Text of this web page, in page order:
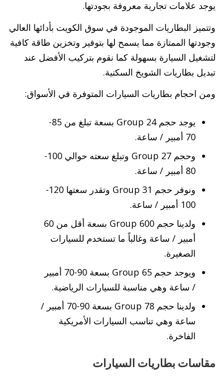
يوجد علامات تجارية معروفة بجودتها.
وتتميز البطاريات الموجودة في سوق الكويت بأدائها العالي
وجودتها الممتازة مما يسمح لها بتوفير وتخزين طاقة كافية
لتشغيل السيارة بسهولة كما نقوم بتركيب الأفضل عند
تبديل بطاريات الشويخ السكنية.
ومن احجام بطاريات السيارات المتوفرة في الأسواق:
يوجد حجم Group 24 بسعة تبلغ من 85-
70 أمبير / ساعة.
وحجم Group 27 وتبلغ سعته حوالي 100-
80 أمبير / ساعة.
ونوفر حجم Group 31 وتقدر سعتها 120-
100 أمبير / ساعة.
ولدينا حجم Group 600 بسعة أقل من 60
أمبير / ساعة وغالباً ما تستخدم للسيارات
الصغيرة.
ويوجد حجم Group 65 بسعة 90-70 أمبير
/ ساعة وهي مناسبة للسيارات الرياضية.
ولدينا حجم Group 78 بسعة 90-70 أمبير /
ساعة وهي تناسب السيارات الأمريكية
الفاخرة.
مقاسات بطاريات السيارات